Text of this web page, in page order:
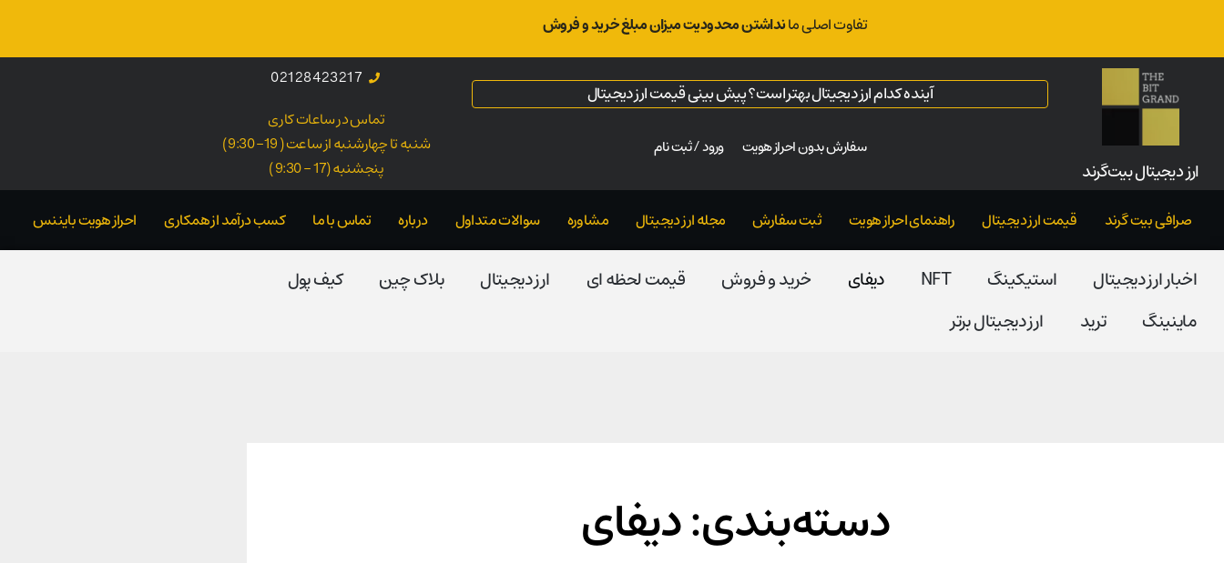
تفاوت اصلی مانداشتن محدودیت میزان مبلغ خرید و فروش
ارز‌ دیجیتال بیت‌گرند
آینده کدام ارز دیجیتال بهتر است؟ پیش بینی قیمت ارز دیجیتال
سفارش بدون احراز هویت ورود / ثبت نام
02128423217
تماس در ساعات کاری
شنبه تا چهارشنبه از ساعت ( 19- 9:30 )
پنجشنبه (17 - 9:30 )
صرافی بیت گرند قیمت ارز دیجیتال راهنمای احراز هویت ثبت سفارش مجله ارز دیجیتال مشاوره سوالات متداول درباره تماس با ما کسب درآمد از همکاری احراز هویت بایننس
اخبار ارز دیجیتال استیکینگ NFT دیفای خرید و فروش قیمت لحظه ای ارز دیجیتال بلاک‌ چین
کیف پول
ماینینگ
ترید ارز دیجیتال برتر
دسته‌بندی: دیفای